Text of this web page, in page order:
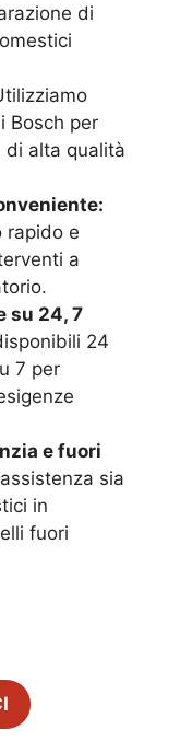
di
Bosch per
di alta qualità
rapido e
a
su 24, 7
24
7 per
e fuori
sia
in
fuori